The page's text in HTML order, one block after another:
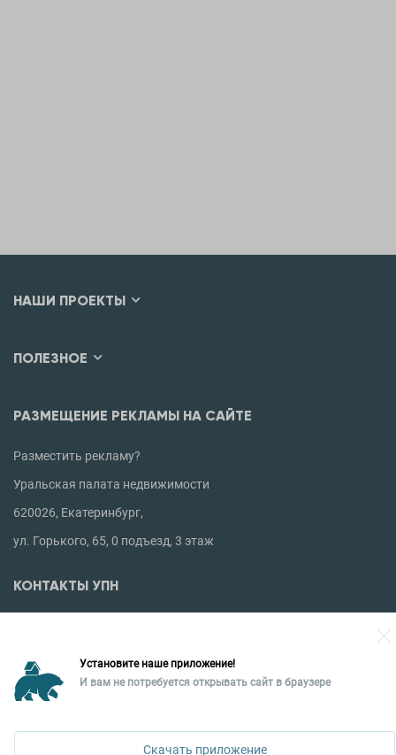
НАШИ ПРОЕКТЫ
ПОЛЕЗНОЕ
РАЗМЕЩЕНИЕ РЕКЛАМЫ НА САЙТЕ
Разместить рекламу?
Уральская палата недвижимости
620026, Екатеринбург,
ул. Горького, 65, 0 подъезд, 3 этаж
КОНТАКТЫ УПН
Установите наше приложение!
И вам не потребуется открывать сайт в браузере
Скачать приложение